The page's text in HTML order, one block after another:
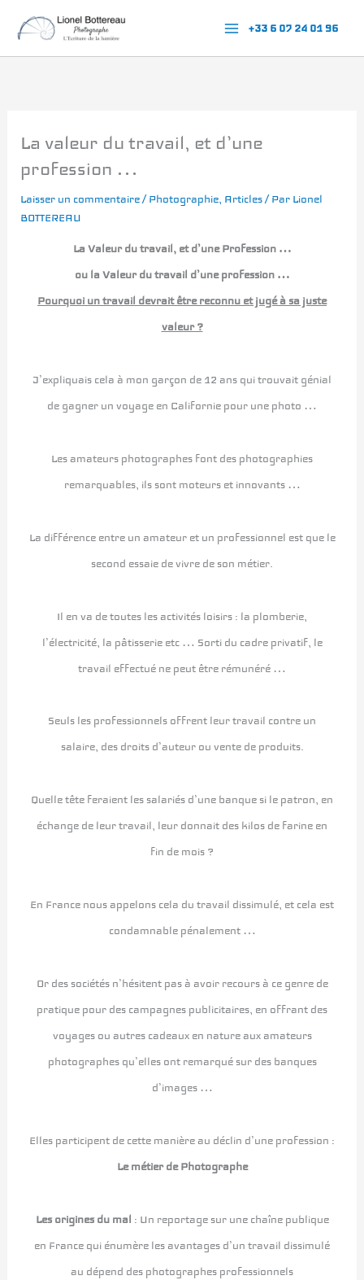
+33 6 07 24 01 96
La valeur du travail, et d’une
profession …
Laisser un commentaire /Photographie, Articles/ Par Lionel
BOTTEREAU
La Valeur du travail, et d’une Profession …
ou la Valeur du travail d’une profession …
Pourquoi un travail devrait être reconnu et jugé à sa juste
valeur ?
J’expliquais cela à mon garçon de 12 ans qui trouvait génial
de gagner un voyage en Californie pour une photo …
Les amateurs photographes font des photographies
remarquables, ils sont moteurs et innovants …
La différence entre un amateur et un professionnel est que le
second essaie de vivre de son métier.
Il en va de toutes les activités loisirs : la plomberie,
l’électricité, la pâtisserie etc … Sorti du cadre privatif, le
travail effectué ne peut être rémunéré …
Seuls les professionnels offrent leur travail contre un
salaire, des droits d’auteur ou vente de produits.
Quelle tête feraient les salariés d’une banque si le patron, en
échange de leur travail, leur donnait des kilos de farine en
fin de mois ?
En France nous appelons cela du travail dissimulé, et cela est
condamnable pénalement …
Or des sociétés n’hésitent pas à avoir recours à ce genre de
pratique pour des campagnes publicitaires, en offrant des
voyages ou autres cadeaux en nature aux amateurs
photographes qu’elles ont remarqué sur des banques
d’images …
Elles participent de cette manière au déclin d’une profession :
Le métier de Photographe
Les origines du mal : Un reportage sur une chaîne publique
en France qui énumère les avantages d’un travail dissimulé
au dépend des photographes professionnels